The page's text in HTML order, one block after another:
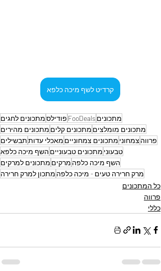
קרדיט לשף מיכה כלפא
מתכונים FooDeals פודילסמתכונים לחגים
מתכונים מומלצים מתכונים קלים מתכונים מהירים
פרווה צמחוני מתכונים צמחוניים מאכלי עדותתבשילים
טבעוני מתכונים טבעוניים השף מיכה כלפא
השף מיכה כלפה מרקים מתכונים למרקים
מרק חרירה טעים - מיכה כלפה מתכון למרק חרירה
כל המתכונים
פרווה
כללי